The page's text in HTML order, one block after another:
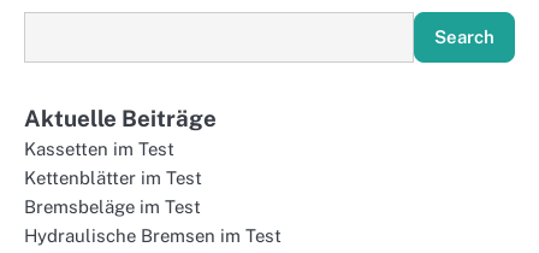
Search
Aktuelle Beiträge
Kassetten im Test
Kettenblätter im Test
Bremsbeläge im Test
Hydraulische Bremsen im Test